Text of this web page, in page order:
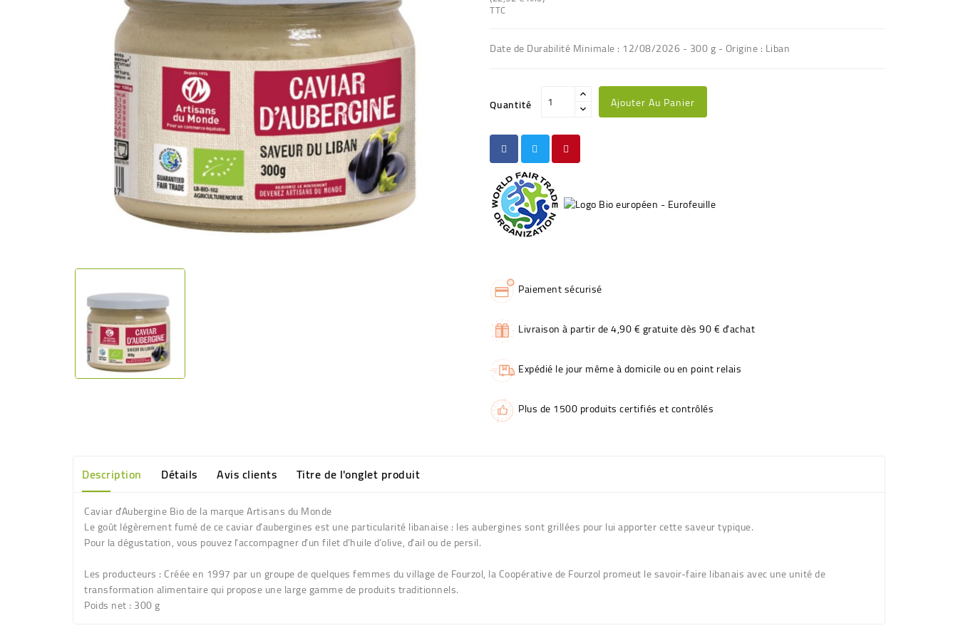
TTC
Date de Durabilité Minimale : 12/08/2026 - 300 g - Origine : Liban
Quantité Ajouter Au Panier
Paiement sécurisé
Livraison à partir de 4,90 € gratuite dès 90 € d'achat
Expédié le jour même à domicile ou en point relais
Plus de 1500 produits certifiés et contrôlés
Description Détails Avis clients Titre de l'onglet produit
Caviar d'Aubergine Bio de la marque Artisans du Monde
Le goût légèrement fumé de ce caviar d’aubergines est une particularité libanaise : les aubergines sont grillées pour lui apporter cette saveur typique.
Pour la dégustation, vous pouvez l’accompagner d’un filet d’huile d’olive, d’ail ou de persil.
Les producteurs : Créée en 1997 par un groupe de quelques femmes du village de Fourzol, la Coopérative de Fourzol promeut le savoir-faire libanais avec une unité de
transformation alimentaire qui propose une large gamme de produits traditionnels.
Poids net : 300 g